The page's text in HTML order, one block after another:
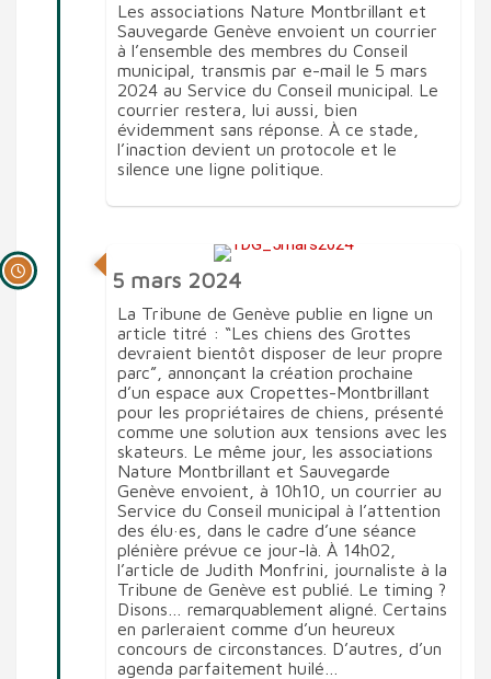
Les associations Nature Montbrillant et
Sauvegarde Genève envoient un courrier
à l’ensemble des membres du Conseil
municipal, transmis par e-mail le 5 mars
2024 au Service du Conseil municipal. Le
courrier restera, lui aussi, bien
évidemment sans réponse. À ce stade,
l’inaction devient un protocole et le
silence une ligne politique.
5 mars 2024
La Tribune de Genève publie en ligne un
article titré : “Les chiens des Grottes
devraient bientôt disposer de leur propre
parc”, annonçant la création prochaine
d’un espace aux Cropettes-Montbrillant
pour les propriétaires de chiens, présenté
comme une solution aux tensions avec les
skateurs. Le même jour, les associations
Nature Montbrillant et Sauvegarde
Genève envoient, à 10h10, un courrier au
Service du Conseil municipal à l’attention
des élu·es, dans le cadre d’une séance
plénière prévue ce jour-là. À 14h02,
l’article de Judith Monfrini, journaliste à la
Tribune de Genève est publié. Le timing ?
Disons… remarquablement aligné. Certains
en parleraient comme d’un heureux
concours de circonstances. D’autres, d’un
agenda parfaitement huilé…